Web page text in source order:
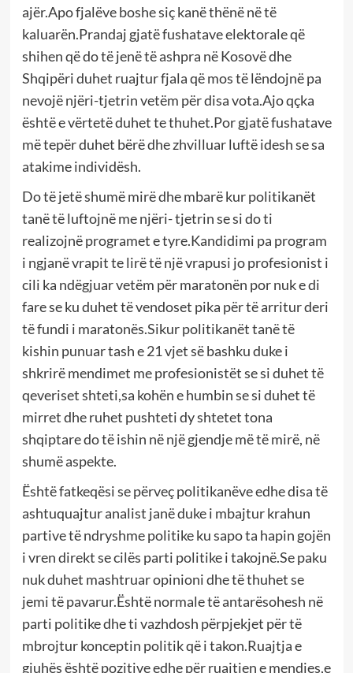
ajër.Apo fjalëve boshe siç kanë thënë në të
kaluarën.Prandaj gjatë fushatave elektorale që
shihen që do të jenë të ashpra në Kosovë dhe
Shqipëri duhet ruajtur fjala që mos të lëndojnë pa
nevojë njëri-tjetrin vetëm për disa vota.Ajo qçka
është e vërtetë duhet te thuhet.Por gjatë fushatave
më tepër duhet bërë dhe zhvilluar luftë idesh se sa
atakime individësh.
Do të jetë shumë mirë dhe mbarë kur politikanët
tanë të luftojnë me njëri- tjetrin se si do ti
realizojnë programet e tyre.Kandidimi pa program
i ngjanë vrapit te lirë të një vrapusi jo profesionist i
cili ka ndëgjuar vetëm për maratonën por nuk e di
fare se ku duhet të vendoset pika për të arritur deri
të fundi i maratonës.Sikur politikanët tanë të
kishin punuar tash e 21 vjet së bashku duke i
shkrirë mendimet me profesionistët se si duhet të
qeveriset shteti,sa kohën e humbin se si duhet të
mirret dhe ruhet pushteti dy shtetet tona
shqiptare do të ishin në një gjendje më të mirë, në
shumë aspekte.
Është fatkeqësi se përveç politikanëve edhe disa të
ashtuquajtur analist janë duke i mbajtur krahun
partive të ndryshme politike ku sapo ta hapin gojën
i vren direkt se cilës parti politike i takojnë.Se paku
nuk duhet mashtruar opinioni dhe të thuhet se
jemi të pavarur.Është normale të antarësohesh në
parti politike dhe ti vazhdosh përpjekjet për të
mbrojtur konceptin politik që i takon.Ruajtja e
gjuhës është pozitive edhe për ruajtjen e mendjes,e